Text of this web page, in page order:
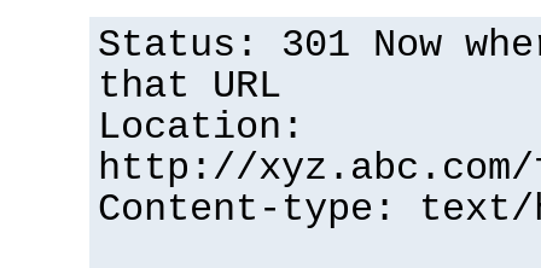
Status: 301 Now
that URL
Location:
http://
Content-type: text/